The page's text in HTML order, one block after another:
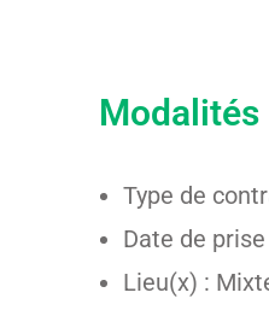
Modalités
Type de
Date de
Lieu(x) :